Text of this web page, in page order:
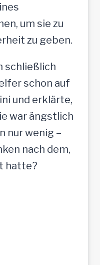
um sie zu
zu geben.
schließlich
schon auf
und erklärte,
war ängstlich
nur wenig –
nach dem,
hatte?